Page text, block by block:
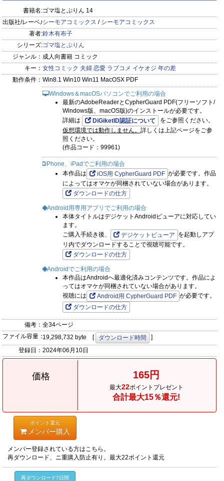
書籍名:ゴマ塩とぷりん 14
出版社/レーベル:シーモアコミックス / シーモアコミックス
著者:鈴木有布子
シリーズ:ゴマ塩とぷりん
ジャンル： 成人向書籍 コミック
キー： 女性コミック 夫婦 恋愛 ラブコメ イケオジ 年の差
動作条件： Win8.1 Win10 Win11 MacOSX PDF
Windows＆macOSパソコンでご利用の場合
最新のAdobeReaderとCypherGuard PDF(フリーソフト/
Windows版、macOS版)のインストールが必要です。
詳細は
DiGiketID認証について
をご参照ください。
仮想環境では動作しません。 詳しくは上記ページをご参
照ください。
(作品コード：99961)
iPhone、iPadでご利用の場合
本作品は
iOS用 CypherGuard PDF が必要です。作品
によってはオマケが同梱されていない場合があります。
ダウンロードの仕方
Android用専用アプリでご利用の場合
本体タイトルはデジケットAndroidビューアに対応してい
ます。
ご購入手続き後、
デジケットビューア を起動しアプ
リ内でダウンロードすることで視聴可能です。
ダウンロードの仕方
Androidでご利用の場合
本作品はAndroidへ最適化済みコンテンツです。作品によ
ってはオマケが同梱されていない場合があります。
視聴には
Android用 CypherGuard PDF が必要です。
ダウンロードの仕方
備考： 全34ページ
ファイル容量：19,298,732 byte [ ダウンロード時間
]
登録日： 2024年06月10日
価格 165円
最大22ポイントプレゼント
合計最大15％還元!
ポイント還元
メンバー購入
メンバー登録されている方はこちら。
再ダウンロード、ニ重購入防止有り。最大22ポイント還元
再ダウンロード7日間